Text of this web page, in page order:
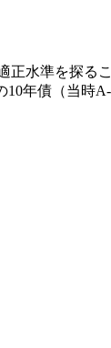
水準を探る
年債（当時